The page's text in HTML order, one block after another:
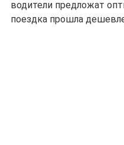
водители предложат
поездка прошла